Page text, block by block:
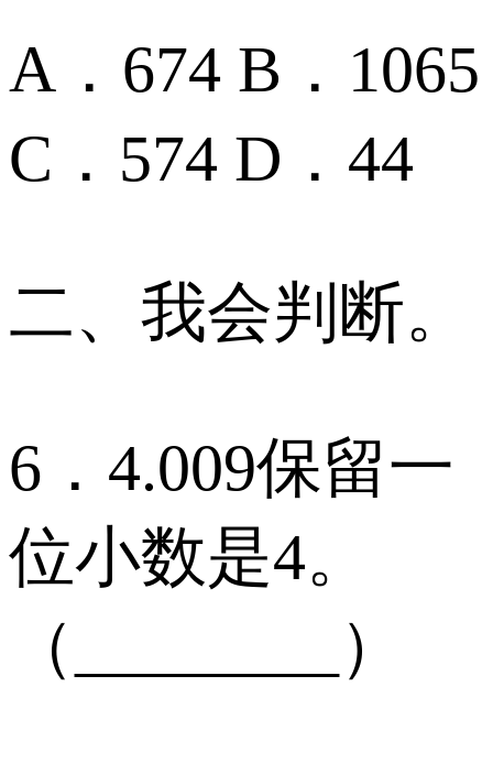
A．674 B．1065
C．574 D．44
二、我会判断。
6．4.009保留一
位小数是4。
（________）